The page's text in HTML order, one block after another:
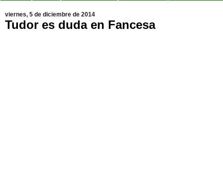
viernes, 5 de diciembre de 2014
Tudor es duda en Fancesa